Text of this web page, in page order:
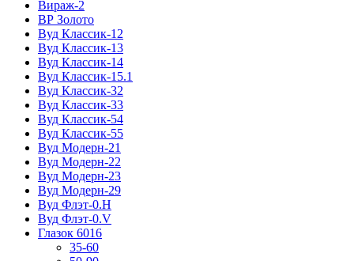
Вираж-2
ВР Золото
Вуд Классик-12
Вуд Классик-13
Вуд Классик-14
Вуд Классик-15.1
Вуд Классик-32
Вуд Классик-33
Вуд Классик-54
Вуд Классик-55
Вуд Модерн-21
Вуд Модерн-22
Вуд Модерн-23
Вуд Модерн-29
Вуд Флэт-0.H
Вуд Флэт-0.V
Глазок 6016
35-60